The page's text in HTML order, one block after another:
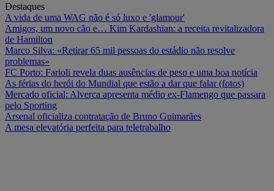
Destaques
A vida de uma WAG não é só luxo e 'glamour'
Amigos, um novo cão e… Kim Kardashian: a receita revitalizadora
de Hamilton
Marco Silva: «Retirar 65 mil pessoas do estádio não resolve
problemas»
FC Porto: Farioli revela duas ausências de peso e uma boa notícia
As férias do herói do Mundial que estão a dar que falar (fotos)
Mercado oficial: Alverca apresenta médio ex-Flamengo que passara
pelo Sporting
Arsenal oficializa contratação de Bruno Guimarães
A mesa elevatória perfeita para teletrabalho